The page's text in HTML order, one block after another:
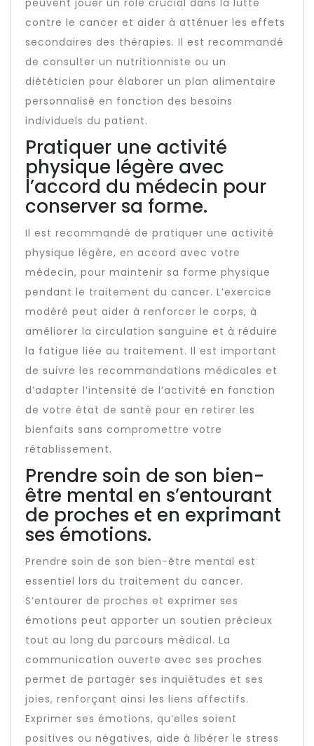
contre le cancer et aider à atténuer les effets
secondaires des thérapies. Il est recommandé
de consulter un nutritionniste ou un
diététicien pour élaborer un plan alimentaire
personnalisé en fonction des besoins
individuels du patient.
Pratiquer une activité
physique légère avec
l’accord du médecin pour
conserver sa forme.
Il est recommandé de pratiquer une activité
physique légère, en accord avec votre
médecin, pour maintenir sa forme physique
pendant le traitement du cancer. L’exercice
modéré peut aider à renforcer le corps, à
améliorer la circulation sanguine et à réduire
la fatigue liée au traitement. Il est important
de suivre les recommandations médicales et
d’adapter l’intensité de l’activité en fonction
de votre état de santé pour en retirer les
bienfaits sans compromettre votre
rétablissement.
Prendre soin de son bien-
être mental en s’entourant
de proches et en exprimant
ses émotions.
Prendre soin de son bien-être mental est
essentiel lors du traitement du cancer.
S’entourer de proches et exprimer ses
émotions peut apporter un soutien précieux
tout au long du parcours médical. La
communication ouverte avec ses proches
permet de partager ses inquiétudes et ses
joies, renforçant ainsi les liens affectifs.
Exprimer ses émotions, qu’elles soient
positives ou négatives, aide à libérer le stress